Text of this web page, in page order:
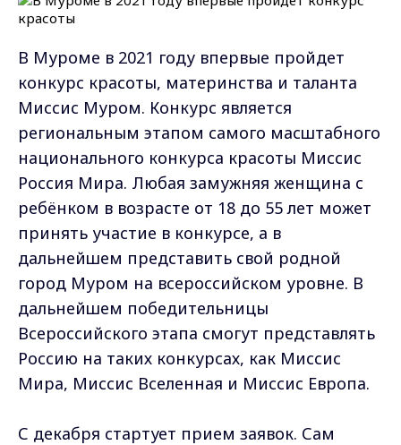
В Муроме в 2021 году впервые пройдет
конкурс красоты, материнства и таланта
Миссис Муром. Конкурс является
региональным этапом самого масштабного
национального конкурса красоты Миссис
Россия Мира. Любая замужняя женщина с
ребёнком в возрасте от 18 до 55 лет может
принять участие в конкурсе, а в
дальнейшем представить свой родной
город Муром на всероссийском уровне. В
дальнейшем победительницы
Всероссийского этапа смогут представлять
Россию на таких конкурсах, как Миссис
Мира, Миссис Вселенная и Миссис Европа.
С декабря стартует прием заявок. Сам